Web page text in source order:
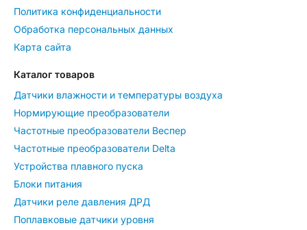
Политика конфиденциальности
Обработка персональных данных
Карта сайта
Каталог товаров
Датчики влажности и температуры воздуха
Нормирующие преобразователи
Частотные преобразователи Веспер
Частотные преобразователи Delta
Устройства плавного пуска
Блоки питания
Датчики реле давления ДРД
Поплавковые датчики уровня